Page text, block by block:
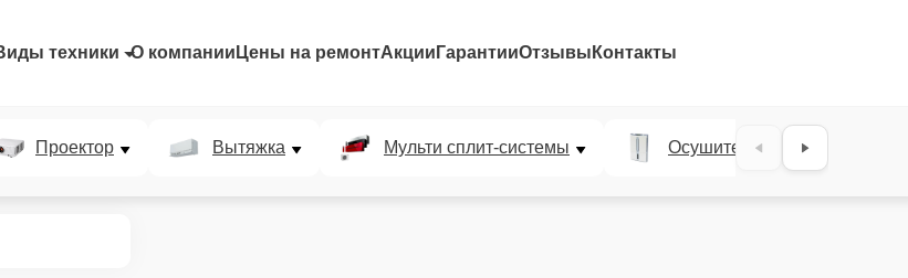
техники О компании Цены на ремонтАкции ГарантииОтзывы Контакты
Проектор Вытяжка Мульти сплит-системы Осушители воздуха